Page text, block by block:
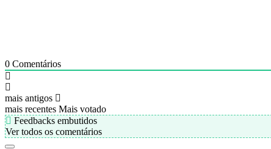
0 Comentários
mais antigos
mais recentes Mais votado
Feedbacks embutidos
Ver todos os comentários